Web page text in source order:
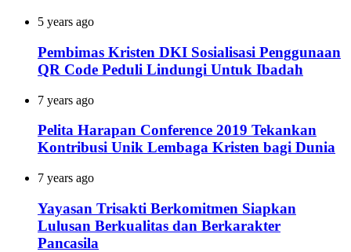
5 years ago
Pembimas Kristen DKI Sosialisasi Penggunaan
QR Code Peduli Lindungi Untuk Ibadah
7 years ago
Pelita Harapan Conference 2019 Tekankan
Kontribusi Unik Lembaga Kristen bagi Dunia
7 years ago
Yayasan Trisakti Berkomitmen Siapkan
Lulusan Berkualitas dan Berkarakter
Pancasila